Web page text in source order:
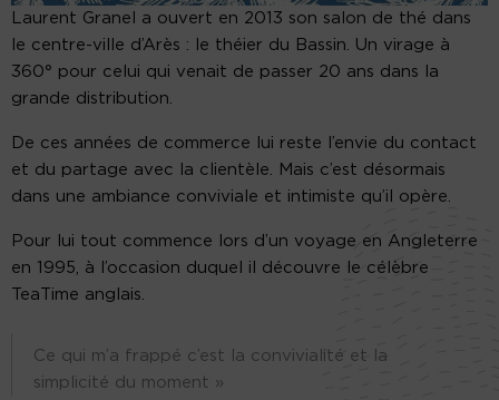
Laurent Granel a ouvert en 2013 son salon de thé dans
le centre-ville d’Arès : le théier du Bassin. Un virage à
360° pour celui qui venait de passer 20 ans dans la
grande distribution.
De ces années de commerce lui reste l’envie du contact
et du partage avec la clientèle. Mais c’est désormais
dans une ambiance conviviale et intimiste qu’il opère.
Pour lui tout commence lors d’un voyage en Angleterre
en 1995, à l’occasion duquel il découvre le célèbre
TeaTime anglais.
Ce qui m’a frappé c’est la convivialité et la
simplicité du moment »